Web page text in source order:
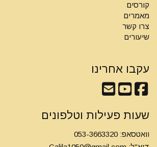
קורסים
מאמרים
צרו קשר
שיעורים
עקבו אחרינו
שעות פעילות וטלפונים
וואטסאפ: 053-3663320